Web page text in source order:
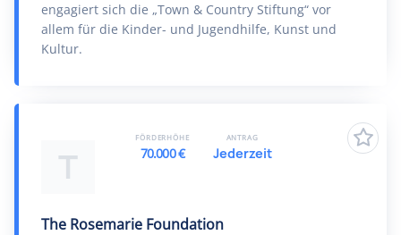
engagiert sich die „Town & Country Stiftung“ vor
allem für die Kinder- und Jugendhilfe, Kunst und
Kultur.
T
The Rosemarie Foundation
FÖRDERHÖHE
70.000 €
ANTRAG
Jederzeit